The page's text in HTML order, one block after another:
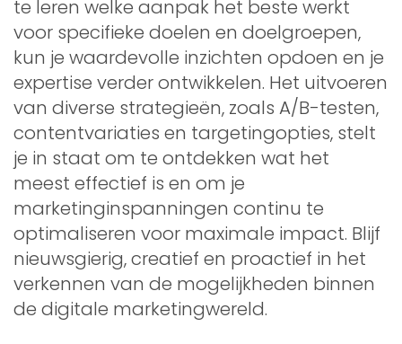
te leren welke aanpak het beste werkt
voor specifieke doelen en doelgroepen,
kun je waardevolle inzichten opdoen en je
expertise verder ontwikkelen. Het uitvoeren
van diverse strategieën, zoals A/B-testen,
contentvariaties en targetingopties, stelt
je in staat om te ontdekken wat het
meest effectief is en om je
marketinginspanningen continu te
optimaliseren voor maximale impact. Blijf
nieuwsgierig, creatief en proactief in het
verkennen van de mogelijkheden binnen
de digitale marketingwereld.